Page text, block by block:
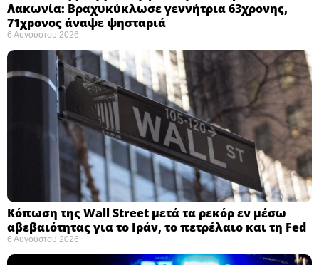
Λακωνία: Βραχυκύκλωσε γεννήτρια 63χρονης,
71χρονος άναψε ψησταριά
6 Αυγούστου 2026
Κόπωση της Wall Street μετά τα ρεκόρ εν μέσω
αβεβαιότητας για το Ιράν, το πετρέλαιο και τη Fed
6 Αυγούστου 2026